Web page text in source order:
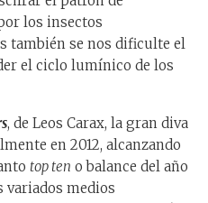
los insectos
también se nos dificulte el
el ciclo lumínico de los
, de Leos Carax, la gran diva
en 2012, alcanzando
top ten o balance del año
variados medios